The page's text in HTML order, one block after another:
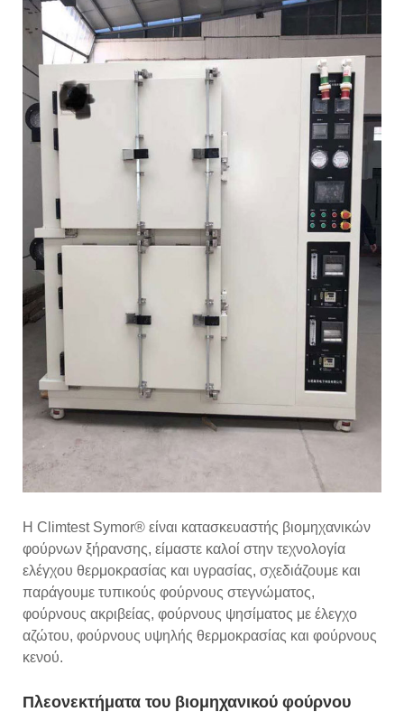
Η Climtest Symor® είναι κατασκευαστής βιομηχανικών
φούρνων ξήρανσης, είμαστε καλοί στην τεχνολογία
ελέγχου θερμοκρασίας και υγρασίας, σχεδιάζουμε και
παράγουμε τυπικούς φούρνους στεγνώματος,
φούρνους ακριβείας, φούρνους ψησίματος με έλεγχο
αζώτου, φούρνους υψηλής θερμοκρασίας και φούρνους
κενού.
Πλεονεκτήματα του βιομηχανικού φούρνου